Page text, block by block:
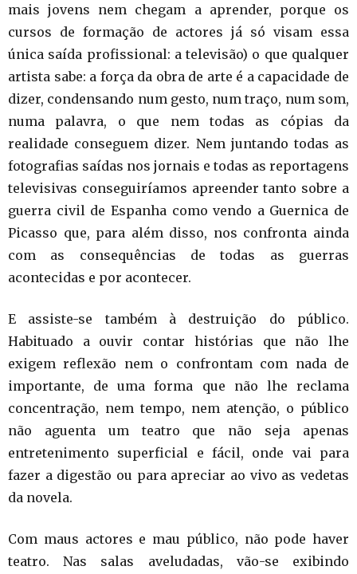
mais jovens nem chegam a aprender, porque os
cursos de formação de actores já só visam essa
única saída profissional: a televisão) o que qualquer
artista sabe: a força da obra de arte é a capacidade de
dizer, condensando num gesto, num traço, num som,
numa palavra, o que nem todas as cópias da
realidade conseguem dizer. Nem juntando todas as
fotografias saídas nos jornais e todas as reportagens
televisivas conseguiríamos apreender tanto sobre a
guerra civil de Espanha como vendo a Guernica de
Picasso que, para além disso, nos confronta ainda
com as consequências de todas as guerras
acontecidas e por acontecer.
E assiste-se também à destruição do público.
Habituado a ouvir contar histórias que não lhe
exigem reflexão nem o confrontam com nada de
importante, de uma forma que não lhe reclama
concentração, nem tempo, nem atenção, o público
não aguenta um teatro que não seja apenas
entretenimento superficial e fácil, onde vai para
fazer a digestão ou para apreciar ao vivo as vedetas
da novela.
Com maus actores e mau público, não pode haver
teatro. Nas salas aveludadas, vão-se exibindo